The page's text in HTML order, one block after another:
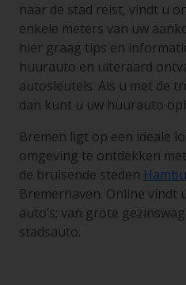
naar de stad reist, vindt u
enkele meters van uw
hier graag tips en
huurauto en uiteraard
autosleutels. Als u met de
dan kunt u uw huurauto
Bremen ligt op een ideale
omgeving te ontdekken
de bruisende steden
Bremerhaven. Online vindt
auto’s; van grote
stadsauto.